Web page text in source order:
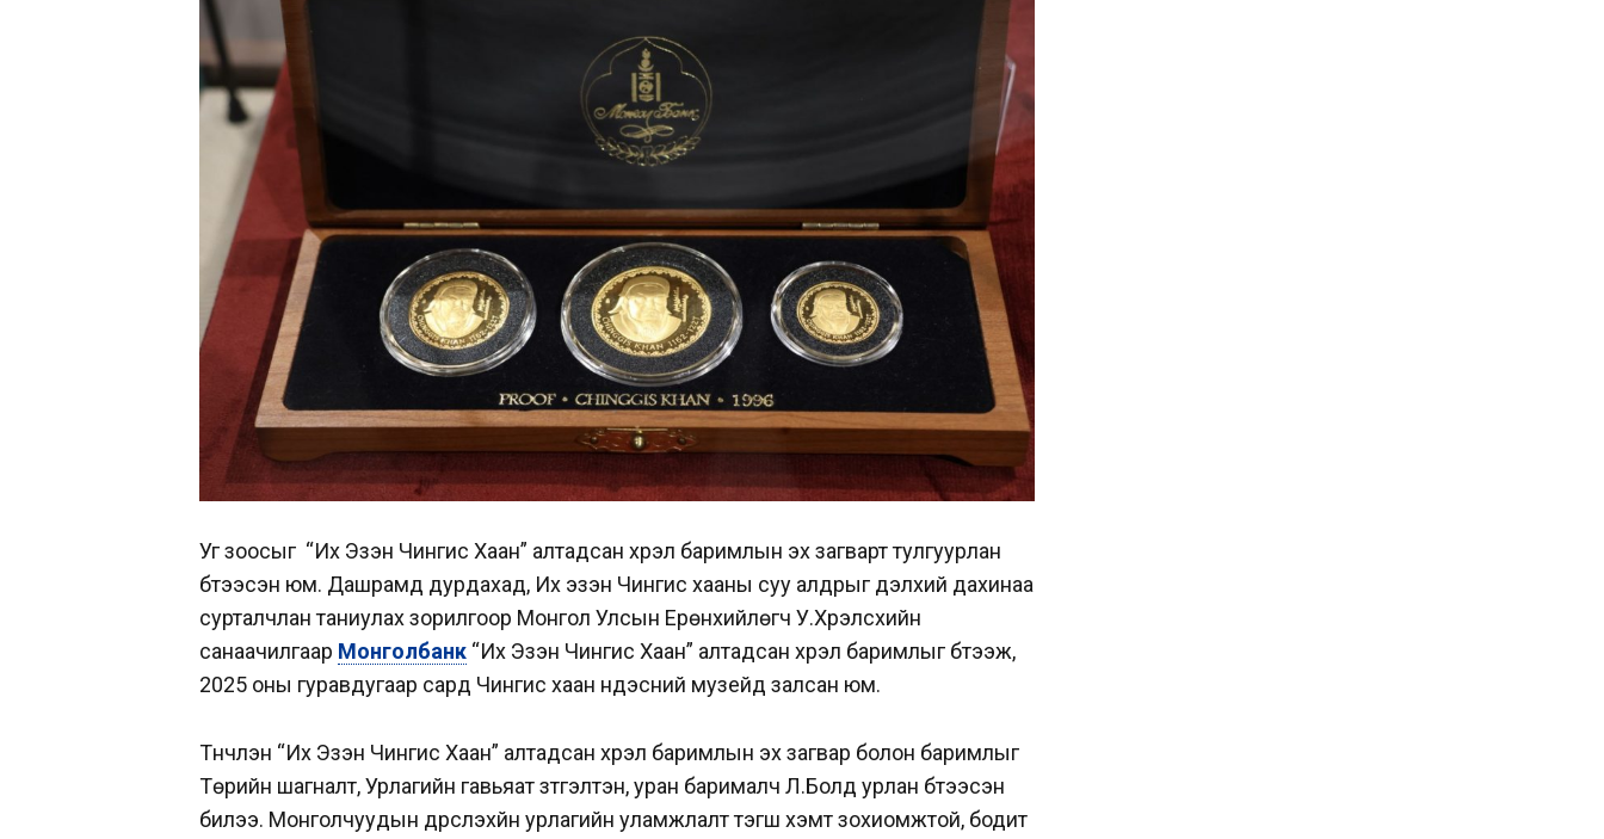
Уг зоосыг “Их Эзэн Чингис Хаан” алтадсан хүрэл баримлын эх загварт тулгуурлан
бүтээсэн юм. Дашрамд дурдахад, Их эзэн Чингис хааны суу алдрыг дэлхий дахинаа
сурталчлан таниулах зорилгоор Монгол Улсын Ерөнхийлөгч У.Хүрэлсүхийн
санаачилгаар Монголбанк “Их Эзэн Чингис Хаан” алтадсан хүрэл баримлыг бүтээж,
2025 оны гуравдугаар сард Чингис хаан үндэсний музейд залсан юм.
Түүнчлэн “Их Эзэн Чингис Хаан” алтадсан хүрэл баримлын эх загвар болон баримлыг
Төрийн шагналт, Урлагийн гавьяат зүтгэлтэн, уран барималч Л.Болд урлан бүтээсэн
билээ. Монголчуудын дүрслэхүйн урлагийн уламжлалт тэгш хэмт зохиомжтой, бодит